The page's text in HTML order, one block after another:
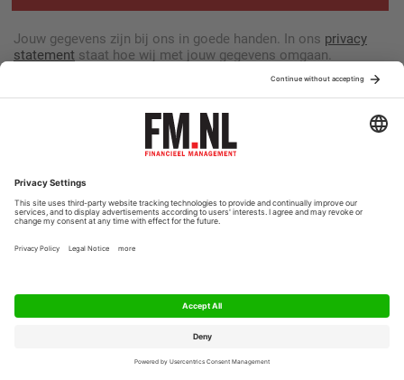
Jouw gegevens zijn bij ons in goede handen. In ons privacy
statement staat hoe wij met jouw gegevens omgaan.
Klantenservice